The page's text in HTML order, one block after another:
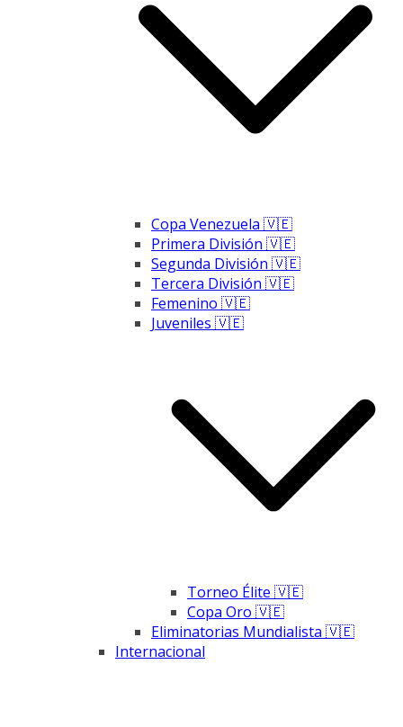
Copa Venezuela 🇻🇪
Primera División 🇻🇪
Segunda División 🇻🇪
Tercera División 🇻🇪
Femenino 🇻🇪
Juveniles 🇻🇪
Torneo Élite 🇻🇪
Copa Oro 🇻🇪
Eliminatorias Mundialista 🇻🇪
Internacional